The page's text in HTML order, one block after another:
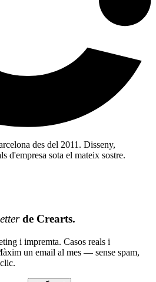
des del 2011. Disseny,
d'empresa sota el mateix sostre.
de Crearts.
i impremta. Casos reals i
un email al mes — sense spam,